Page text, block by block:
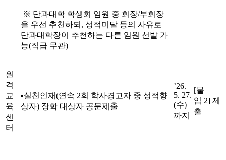
※ 단과대학 학생회 임원 중 회장/부회장
을 우선 추천하되, 성적미달 등의 사유로
단과대학장이 추천하는 다른 임원 선발 가
능(직급 무관)
원
격
교
육
센
터
▪실천인재(연속 2회 학사경고자 중 성적향
상자) 장학 대상자 공문제출
’26.
5. 27.
(수)
까지
[붙
임 2] 제
출